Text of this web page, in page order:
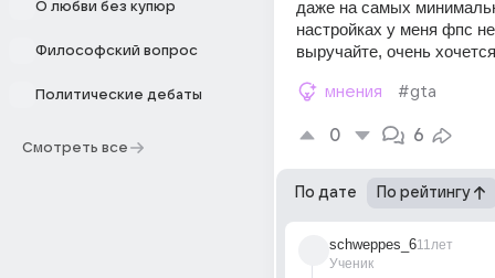
О любви без купюр
Философский вопрос
Политические дебаты
Смотреть все
даже на самых
настройках у меня фпс
выручайте, очень
мнения #gta
0 6
По дате По рейтингу
schweppes_6
Ученик
11лет